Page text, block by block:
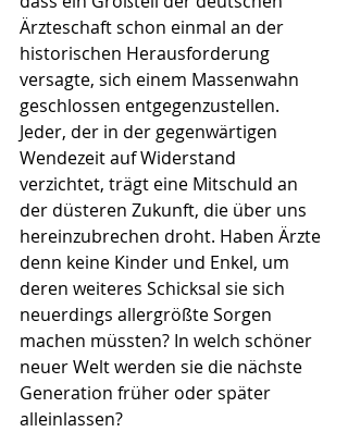
Ärzteschaft schon einmal an der
historischen Herausforderung
versagte, sich einem Massenwahn
geschlossen entgegenzustellen.
Jeder, der in der gegenwärtigen
Wendezeit auf Widerstand
verzichtet, trägt eine Mitschuld an
der düsteren Zukunft, die über uns
hereinzubrechen droht. Haben Ärzte
denn keine Kinder und Enkel, um
deren weiteres Schicksal sie sich
neuerdings allergrößte Sorgen
machen müssten? In welch schöner
neuer Welt werden sie die nächste
Generation früher oder später
alleinlassen?